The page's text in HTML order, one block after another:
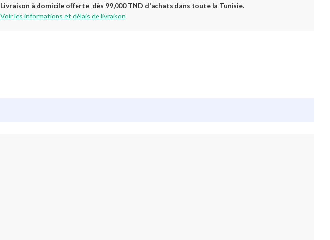
Livraison à domicile offerte dès 99,000 TND d'achats dans toute la Tunisie.
Voir les informations et délais de livraison